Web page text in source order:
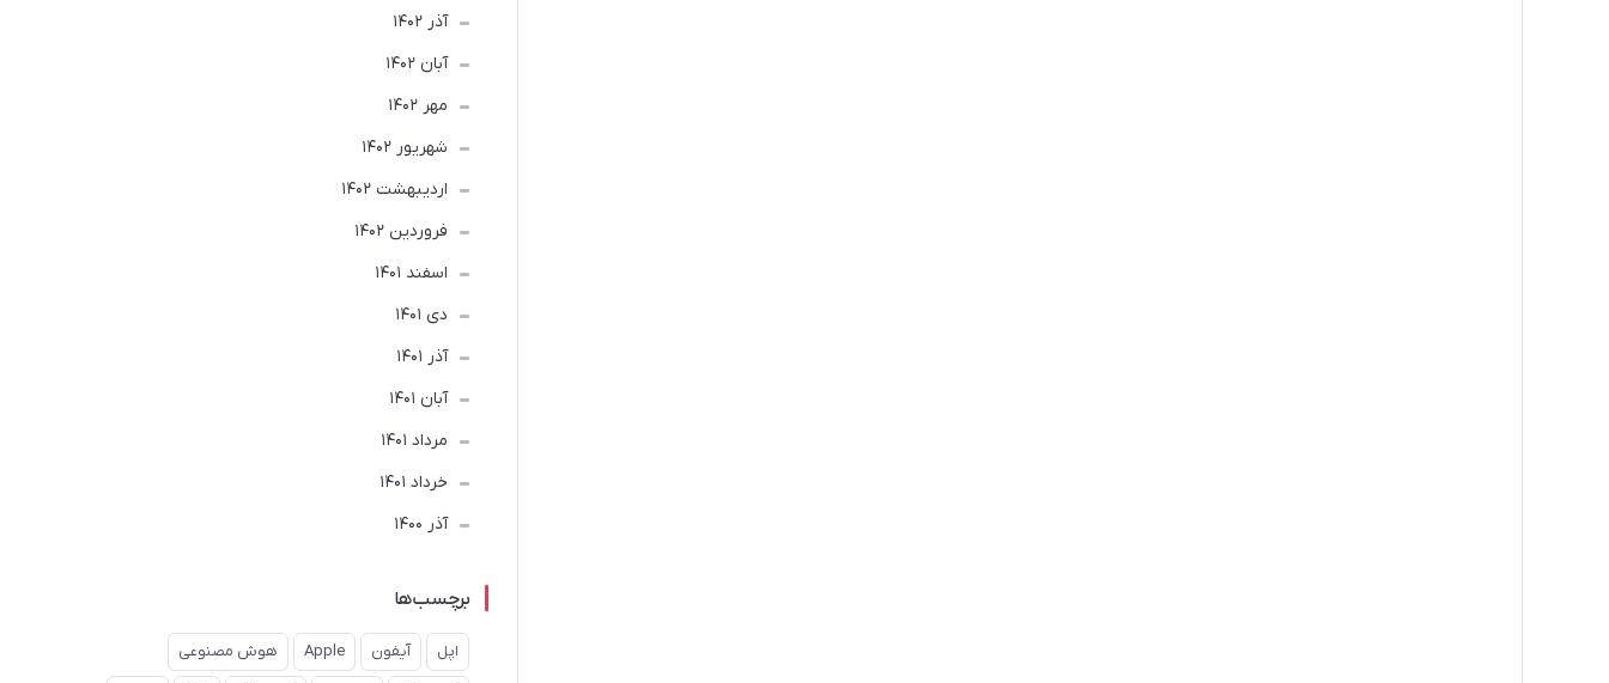
آذر 1402
آبان 1402
مهر 1402
شهریور 1402
ارديبهشت 1402
فروردین 1402
اسفند 1401
دی 1401
آذر 1401
آبان 1401
مرداد 1401
خرداد 1401
آذر 1400
برچسب‌ها
اپل آیفون Apple هوش مصنوعی